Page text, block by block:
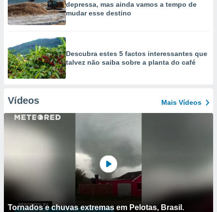
depressa, mas ainda vamos a tempo de
mudar esse destino
Descubra estes 5 factos interessantes que
talvez não saiba sobre a planta do café
Vídeos Mais Vídeos
Tornados e chuvas extremas em Pelotas, Brasil.